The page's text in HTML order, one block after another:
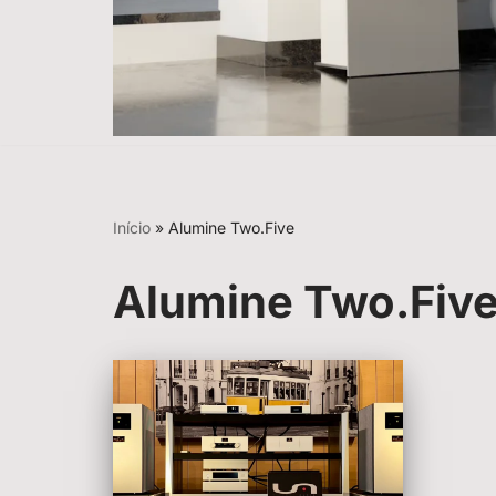
Início » Alumine Two.Five
Alumine